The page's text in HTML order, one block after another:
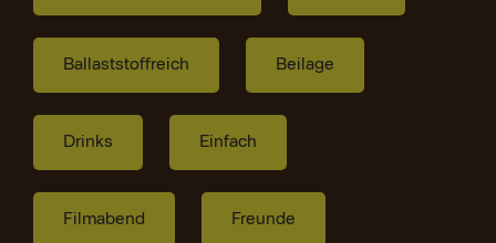
Ballaststoffreich Beilage
Drinks Einfach
Filmabend Freunde